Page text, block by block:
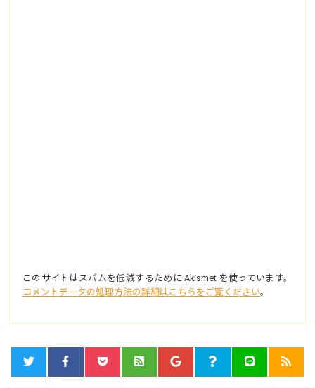
このサイトはスパムを低減するために Akismet を使っています。
コメントデータの処理方法の詳細はこちらをご覧ください。